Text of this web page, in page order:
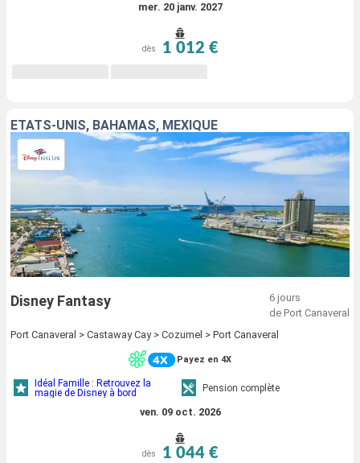
mer. 20 janv. 2027
dès 1 012 €
ÉTATS-UNIS, BAHAMAS, MEXIQUE
Disney Fantasy
6 jours
de Port Canaveral
Port Canaveral > Castaway Cay > Cozumel > Port Canaveral
Payez en 4X
Idéal Famille : Retrouvez la
magie de Disney à bord
Pension complète
ven. 09 oct. 2026
dès 1 044 €